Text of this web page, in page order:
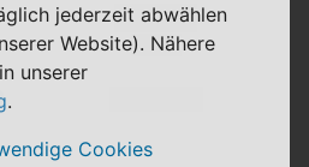
(Netz)
jederzeit abwählen
Website). Nähere
unserer
.
Cookies